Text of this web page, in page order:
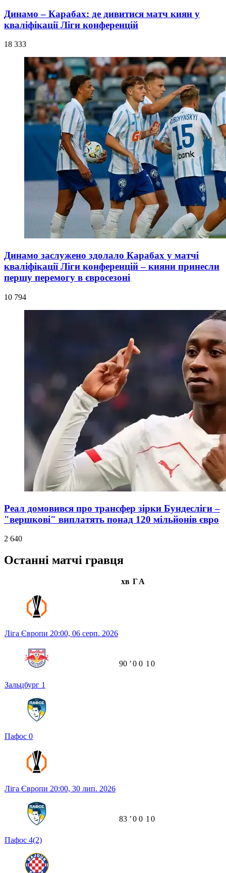
Динамо – Карабах: де дивитися матч киян у
кваліфікації Ліги конференцій
18 333
Динамо заслужено здолало Карабах у матчі
кваліфікації Ліги конференцій – кияни принесли
першу перемогу в євросезоні
10 794
Реал домовився про трансфер зірки Бундесліги –
"вершкові" виплатять понад 120 мільйонів євро
2 640
Останні матчі гравця
хв ГА
Ліга Європи 20:00, 06 серп. 2026
Зальцбург 1
Пафос 0
90 ʼ0 0 1 0
Ліга Європи 20:00, 30 лип. 2026
Пафос 4(2)
83 ʼ0 0 1 0